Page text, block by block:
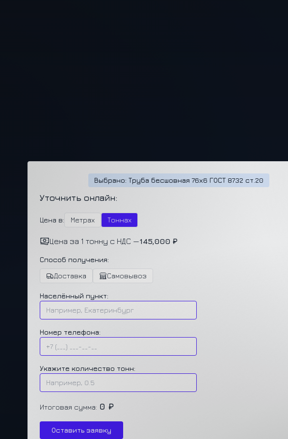
Выбрано: Труба бесшовная 76х6 ГОСТ 8732 ст.20
Уточнить онлайн:
Цена в: Метрах Тоннах
Цена за 1 тонну с НДС —145,000 ₽
Способ получения:
Доставка
Самовывоз
Населённый пункт:
Номер телефона:
Укажите количество тонн:
Итоговая сумма: 0 ₽
Оставить заявку